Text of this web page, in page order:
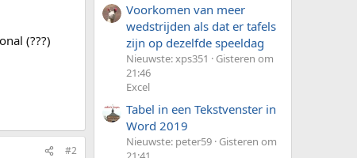
(???)
#2
Voorkomen van meer
wedstrijden als dat er tafels
zijn op dezelfde speeldag
Nieuwste: xps351
Gisteren om
21:46
Excel
Tabel in een Tekstvenster in
Word 2019
Nieuwste: peter59 Gisteren om